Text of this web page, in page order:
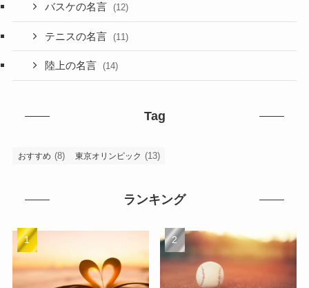
バスケの名言 (12)
テニスの名言 (11)
陸上の名言 (14)
Tag
おすすめ (8) 東京オリンピック (13)
ランキング